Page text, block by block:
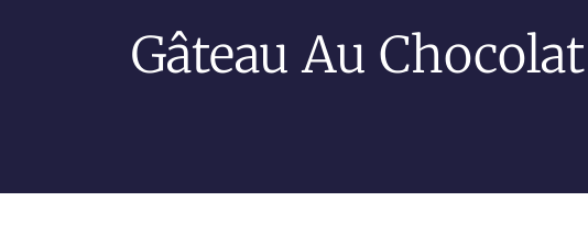
Gâteau Au Chocolat